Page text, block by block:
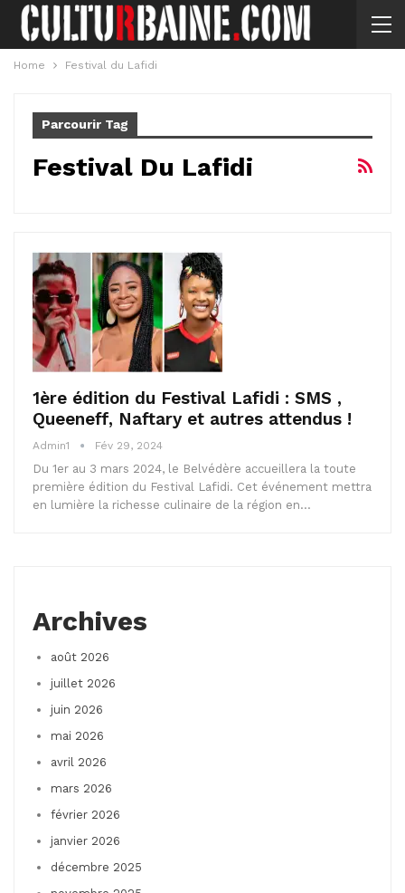
Home Festival du Lafidi
Parcourir Tag
Festival Du Lafidi
1ère édition du Festival Lafidi : SMS ,
Queeneff, Naftary et autres attendus !
Admin1 Fév 29, 2024
Du 1er au 3 mars 2024, le Belvédère accueillera la toute
première édition du Festival Lafidi. Cet événement mettra
en lumière la richesse culinaire de la région en…
Archives
août 2026
juillet 2026
juin 2026
mai 2026
avril 2026
mars 2026
février 2026
janvier 2026
décembre 2025